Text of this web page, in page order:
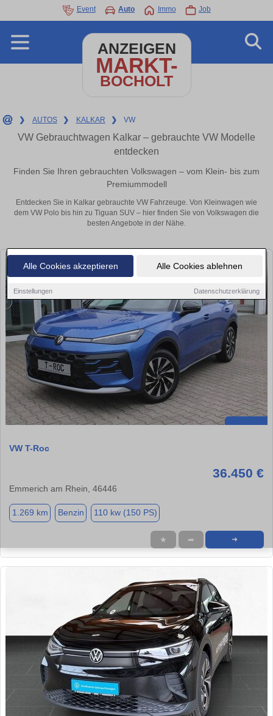
Alle Cookies akzeptieren Alle Cookies ablehnen
Einstellungen Datenschutzerklärung
Event Auto Immo Job
ANZEIGEN
MARKT-
BOCHOLT
❯ AUTOS ❯ KALKAR ❯ VW
VW Gebrauchtwagen Kalkar – gebrauchte VW Modelle
entdecken
Finden Sie Ihren gebrauchten Volkswagen – vom Klein- bis zum
Premiummodell
Entdecken Sie in Kalkar gebrauchte VW Fahrzeuge. Von Kleinwagen wie
dem VW Polo bis hin zu Tiguan SUV – hier finden Sie von Volkswagen die
besten Angebote in der Nähe.
VW T-Roc
36.450 €
Emmerich am Rhein, 46446
1.269 km Benzin 110 kw (150 PS)
★ ➦ ➜